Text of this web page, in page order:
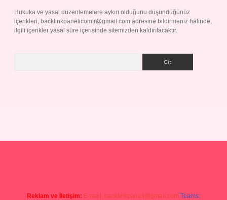
Hukuka ve yasal düzenlemelere aykırı olduğunu düşündüğünüz
içerikleri, backlinkpanelicomtr@gmail.com adresine bildirmeniz halinde,
ilgili içerikler yasal süre içerisinde sitemizden kaldırılacaktır.
Reklam ve İletişim: E-mail: backlinkpaneli@gmail.com Teams: